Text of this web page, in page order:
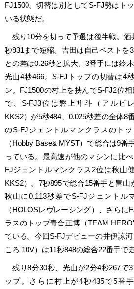
FJ1500。切替は別としてS-FJ勢はト
いる状態だ。
残り10分を切って予選は後半戦。酒
秒931まで短縮。吉田は自己ベストを
との差は0.26秒と拡大。3番手には鈴
光山4秒466。S-FJトップの切替は4
ン。FJ1500の村上を挟んでS-FJ2位
で、S-FJ3位は磐上隼斗（アルビ
KKS2）が5秒484、0.025秒差の全体8
のS-FJジェントルマンクラスのト
（Hobby Base& MYST）で総合は9番
っている。最高速が他のマシンに比
FJジェントルマンクラス2位は秋山
KKS2）。7秒895で総合15番手と畠山
秋山に0.113秒差でS-FJジェントル
（HOLOSレヴレーシング）、さらに
ラスのトップ青合正博（TEAM
ている。今回S-FJデビューの井伊諒
ころ 10V）は11秒848の総合22番手で
残り8分30秒、光山が2分4秒267で
ップ。さらに村上が4秒435で5番